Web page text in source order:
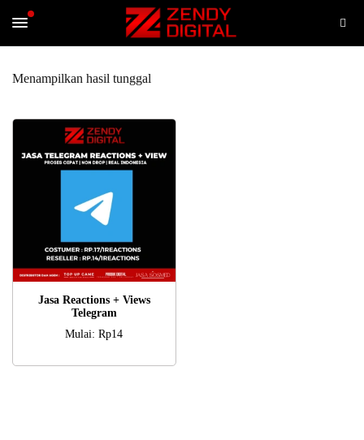
Menampilkan hasil tunggal
Jasa Reactions + Views
Telegram
Mulai:Rp14